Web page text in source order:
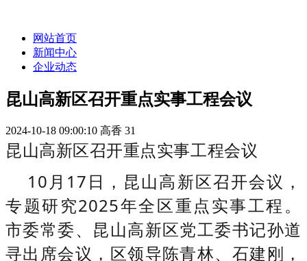
网站首页
新闻中心
企业动态
昆山高新区召开重点实事工程会议
2024-10-18 09:00:10 高香 31
昆山高新区召开重点实事工程会议
10月17日，昆山高新区召开会议，
专题研究2025年全区重点实事工程。
市委常委、昆山高新区党工委书记孙道
寻出席会议，区领导陈青林、石建刚，